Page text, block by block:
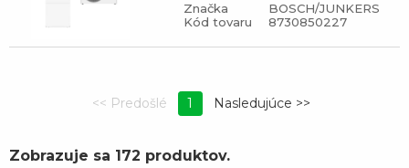
Značka
BOSCH/JUNKERS
Kód tovaru
8730850227
1
Zobrazuje sa 172 produktov.